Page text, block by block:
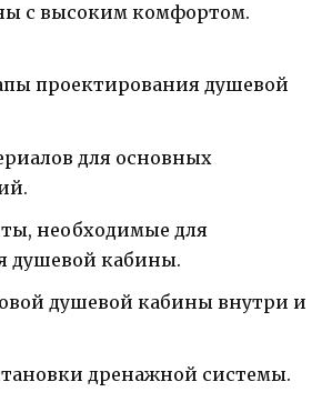
с высоким комфортом.
проектирования душевой
для основных
необходимые для
душевой кабины.
душевой кабины внутри и
дренажной системы.